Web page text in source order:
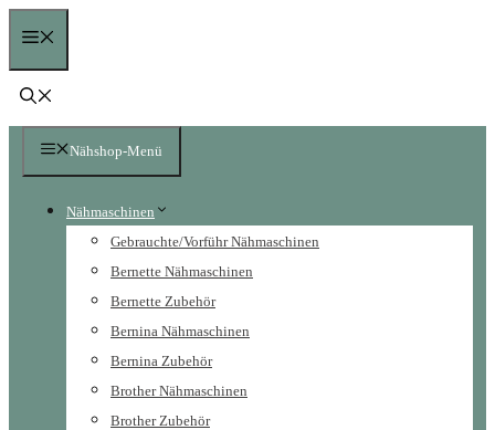
springen
Nähshop-Menü
Nähmaschinen
Gebrauchte/Vorführ Nähmaschinen
Bernette Nähmaschinen
Bernette Zubehör
Bernina Nähmaschinen
Bernina Zubehör
Brother Nähmaschinen
Brother Zubehör